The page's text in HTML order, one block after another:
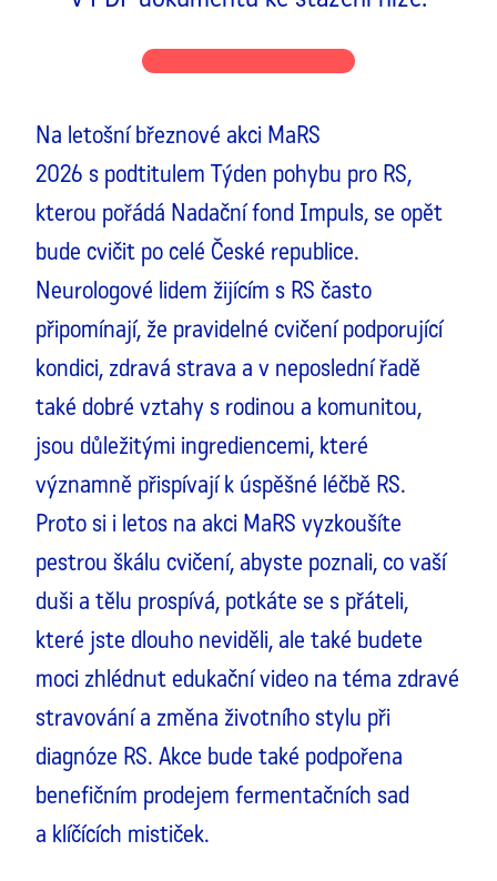
Na letošní březnové akci MaRS
2026 s podtitulem Týden pohybu pro RS,
kterou pořádá Nadační fond Impuls, se opět
bude cvičit po celé České republice.
Neurologové lidem žijícím s RS často
připomínají, že pravidelné cvičení podporující
kondici, zdravá strava a v neposlední řadě
také dobré vztahy s rodinou a komunitou,
jsou důležitými ingrediencemi, které
významně přispívají k úspěšné léčbě RS.
Proto si i letos na akci MaRS vyzkoušíte
pestrou škálu cvičení, abyste poznali, co vaší
duši a tělu prospívá, potkáte se s přáteli,
které jste dlouho neviděli, ale také budete
moci zhlédnut edukační video na téma zdravé
stravování a změna životního stylu při
diagnóze RS. Akce bude také podpořena
benefičním prodejem fermentačních sad
a klíčících mističek.